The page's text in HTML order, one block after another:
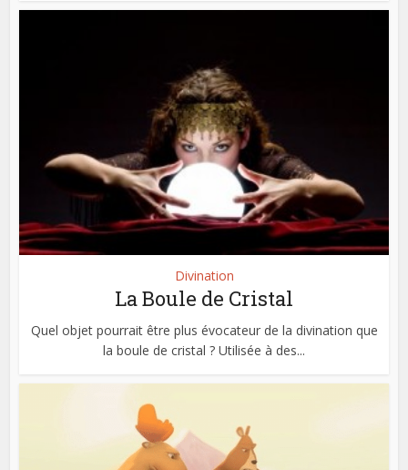
Divination
La Boule de Cristal
Quel objet pourrait être plus évocateur de la divination que
la boule de cristal ? Utilisée à des...